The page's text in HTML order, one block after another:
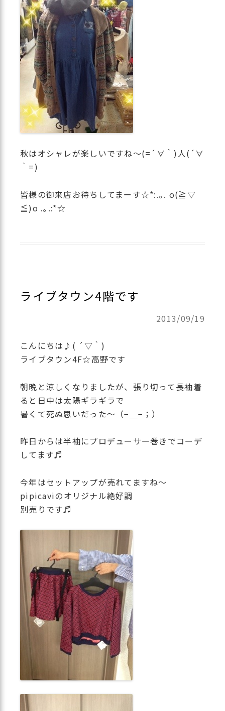
秋はオシャレが楽しいですね〜(=´∀｀)人(´∀
｀=)
皆様の御来店お待ちしてまーす☆*:.｡. o(≧▽
≦)o .｡.:*☆
ライブタウン4階です
2013/09/19
こんにちは♪( ´▽｀)
ライブタウン4F☆高野です
朝晩と涼しくなりましたが、張り切って長袖着
ると日中は太陽ギラギラで
暑くて死ぬ思いだった〜（−＿−；）
昨日からは半袖にプロデューサー巻きでコーデ
してます♬
今年はセットアップが売れてますね〜
pipicaviのオリジナル絶好調
別売りです♬